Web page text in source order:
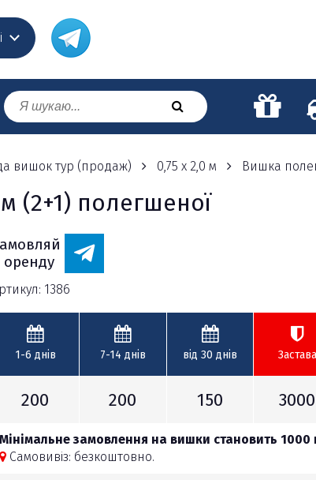
вишок тур (продаж) 0,75 х 2,0 м Вишка
(2+1) полегшеної
оренду
1386
1-6 днів
200
7-14 днів
200
від 30 днів
150
Застава
3000
Мінімальне замовлення на вишки становить 1000
Самовивіз: безкоштовно.